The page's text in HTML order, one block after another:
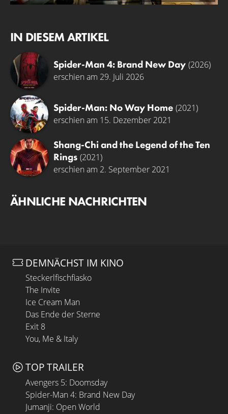
IN DIESEM ARTIKEL
Spider-Man 4: Brand New Day (2026)
erschien am 29. Juli 2026
Spider-Man: No Way Home (2021)
erschien am 15. Dezember 2021
Shang-Chi and the Legend of the Ten
Rings (2021)
erschien am 2. September 2021
ÄHNLICHE NACHRICHTEN
DEMNÄCHST IM KINO
Steckerlfischfiasko
The Invite
Ice Cream Man
Das Ende der Sterne
Exit 8
You, Me & Italy
TOP TRAILER
Avengers 5: Doomsday
Spider-Man 4: Brand New Day
Jumanji: Open World